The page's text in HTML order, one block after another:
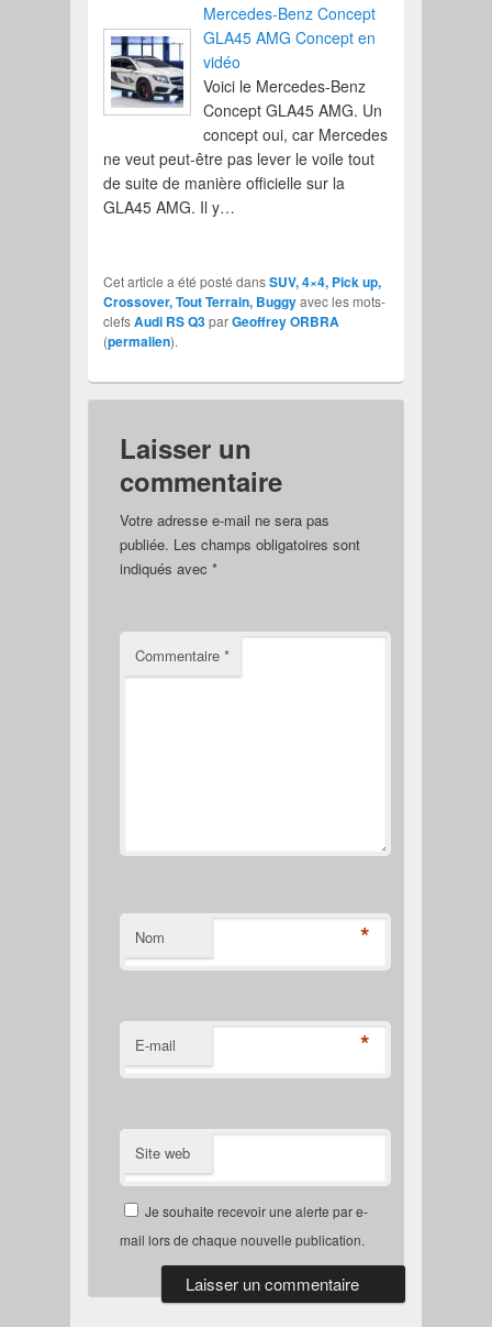
Mercedes-Benz Concept
GLA45 AMG Concept en
vidéo
Voici le Mercedes-Benz
Concept GLA45 AMG. Un
concept oui, car Mercedes
ne veut peut-être pas lever le voile tout
de suite de manière officielle sur la
GLA45 AMG. Il y…
Cet article a été posté dansSUV, 4×4, Pick up,
Crossover, Tout Terrain, Buggyavec les mots-
clefsAudi RS Q3parGeoffrey ORBRA
(permalien).
Laisser un
commentaire
Votre adresse e-mail ne sera pas
publiée. Les champs obligatoires sont
indiqués avec *
Commentaire *
Nom *
E-mail *
Site web
Je souhaite recevoir une alerte par e-
mail lors de chaque nouvelle publication.